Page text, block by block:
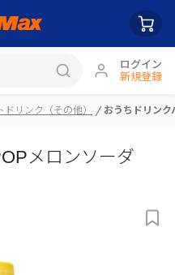
ログイン
新規登録
ドリンク（その他） おうちドリン
メロンソーダ